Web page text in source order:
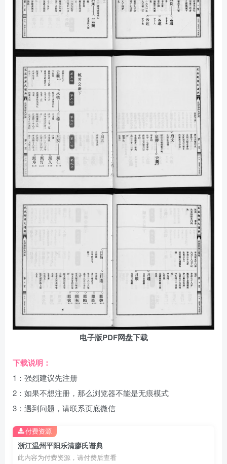
电子版PDF网盘下载
下载说明：
1：强烈建议先注册
2：如果不想注册，那么浏览器不能是无痕模式
3：遇到问题，请联系页底微信
浙江温州平阳乐清廖氏谱典
此内容为付费资源，请付费后查看
付费资源